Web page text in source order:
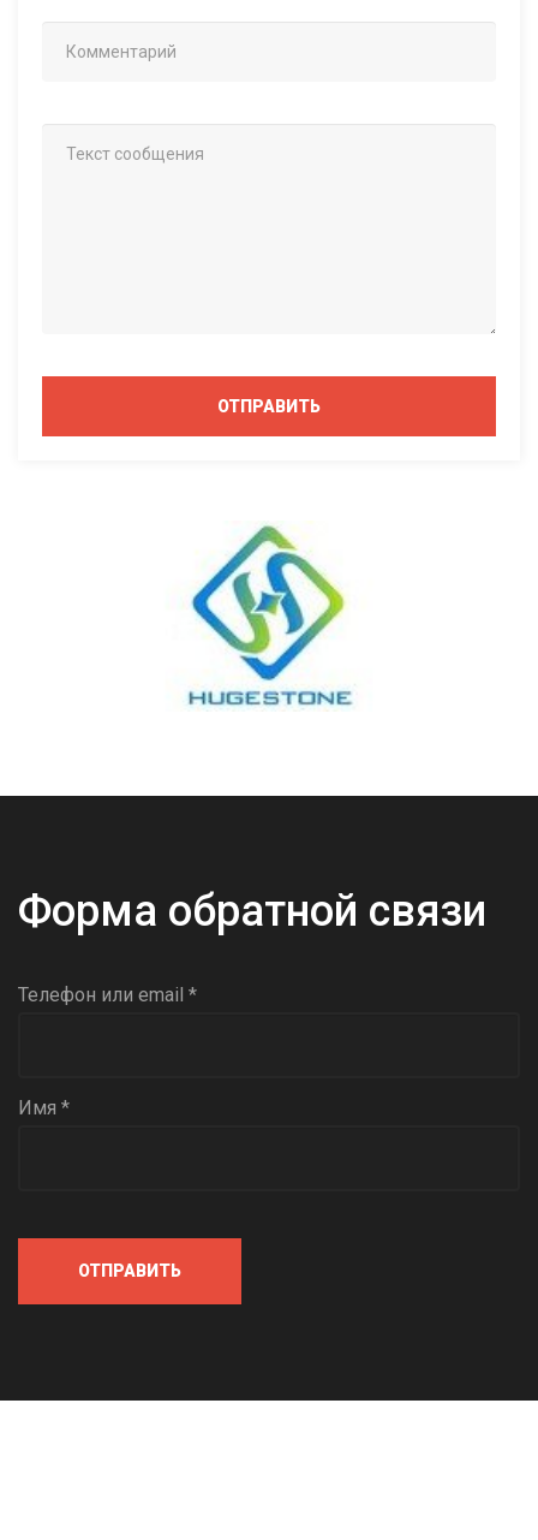
ОТПРАВИТЬ
Форма обратной связи
Телефон или email *
Имя *
ОТПРАВИТЬ